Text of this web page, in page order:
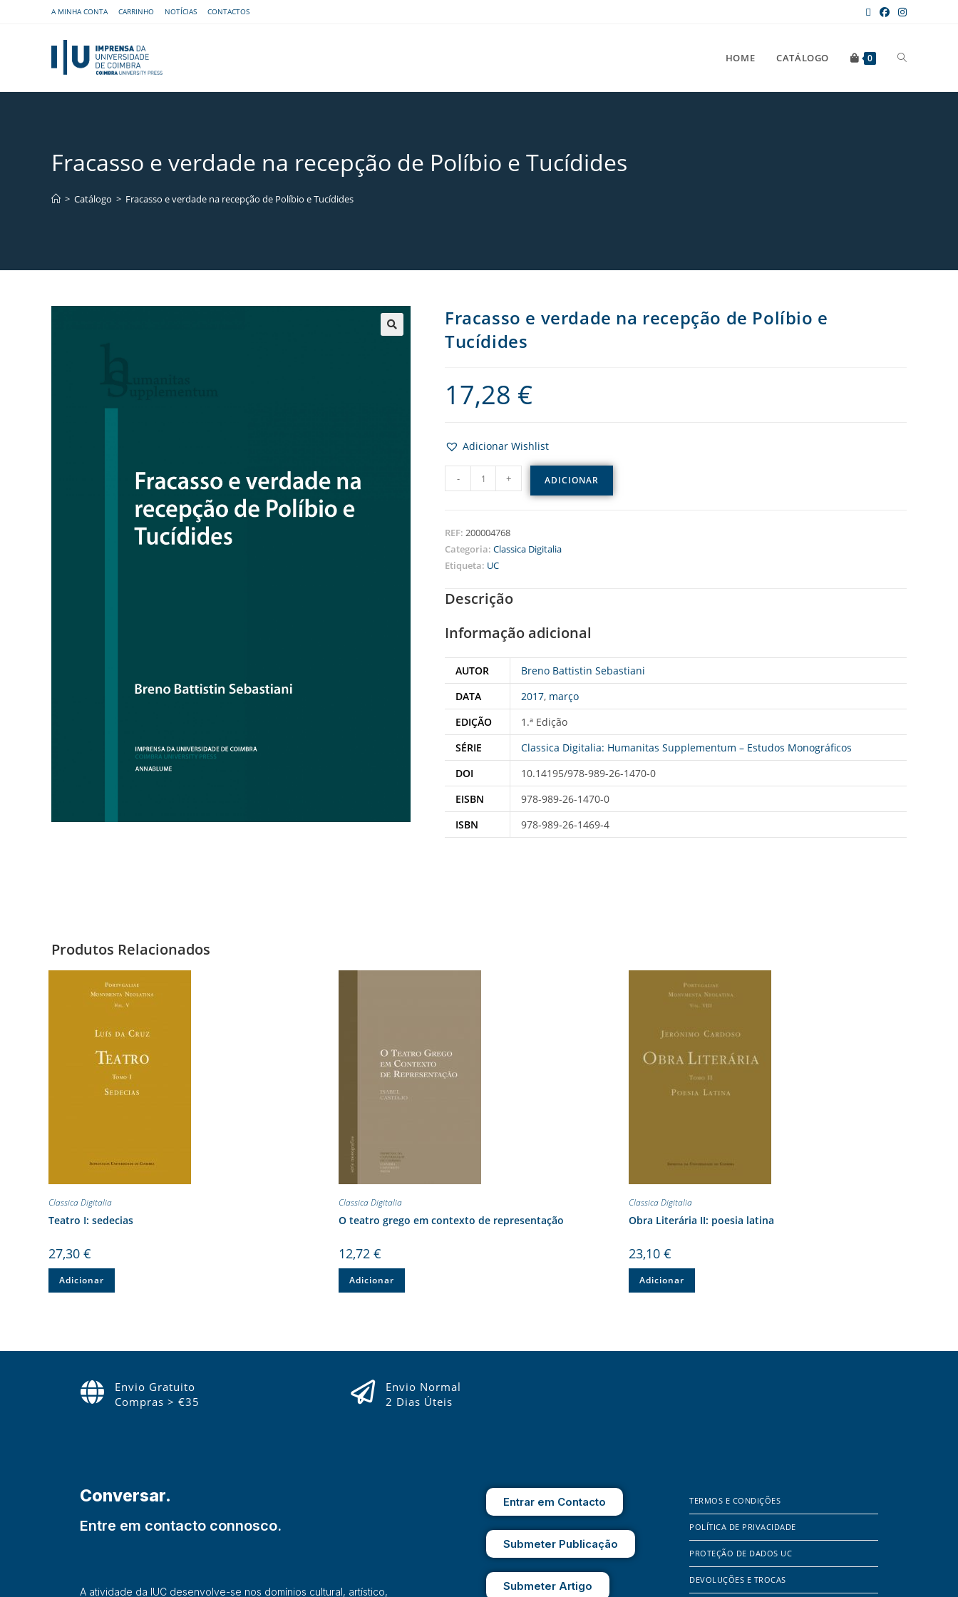
A MINHA CONTA CARRINHO NOTÍCIAS CONTACTOS
HOME CATÁLOGO 0
Fracasso e verdade na recepção de Políbio e Tucídides
> Catálogo > Fracasso e verdade na recepção de Políbio e Tucídides
Fracasso e verdade na recepção de Políbio e
Tucídides
17,28 €
Adicionar Wishlist
- + ADICIONAR
REF: 200004768
Categoria: Classica Digitalia
Etiqueta: UC
Descrição
Informação adicional
AUTOR
Breno Battistin Sebastiani
DATA
2017, março
EDIÇÃO
1.ª Edição
SÉRIE
Classica Digitalia: Humanitas Supplementum – Estudos Monográficos
DOI
10.14195/978-989-26-1470-0
EISBN
978-989-26-1470-0
ISBN
978‑989‑26‑1469‑4
Produtos Relacionados
Classica Digitalia
Teatro I: sedecias
27,30€
Adicionar
Classica Digitalia
O teatro grego em contexto de representação
12,72 €
Adicionar
Classica Digitalia
Obra Literária II: poesia latina
23,10 €
Adicionar
Envio Gratuito
Compras > €35
Envio Normal
2 Dias Úteis
Conversar.
Entre em contacto connosco.
A atividade da IUC desenvolve-se nos domínios cultural, artístico,
Entrar em Contacto
Submeter Publicação
Submeter Artigo
TERMOS E CONDIÇÕES
POLÍTICA DE PRIVACIDADE
PROTEÇÃO DE DADOS UC
DEVOLUÇÕES E TROCAS